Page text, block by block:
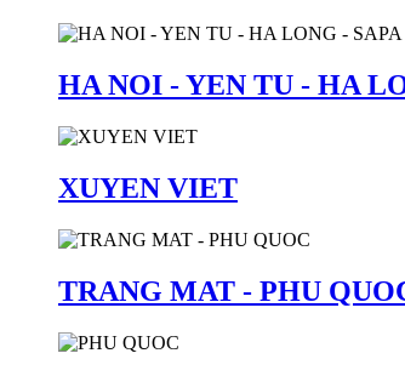
HA NOI - YEN TU - HA
XUYEN VIET
TRANG MAT - PHU